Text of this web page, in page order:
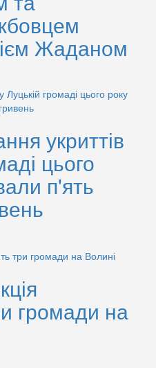
Жаданом
укриттів
цього
п'ять
громади на